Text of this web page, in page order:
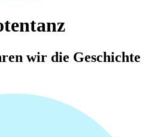
wir die Geschichte